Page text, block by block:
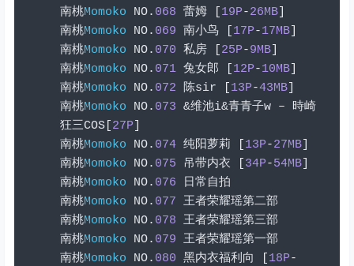
南桃Momoko NO. 068 蕾姆 19P-26MB]
南桃Momoko NO. 069 南小鸟 17P-17MB]
南桃Momoko NO. 070 私房 25P-9MB]
南桃Momoko NO. 071 兔女郎 12P-10MB]
南桃Momoko NO. 072 陈sir 13P-43MB]
南桃Momoko NO. 073 &维池i&青青子w –
時崎
狂三COS[ 27P
南桃Momoko NO. 074 纯阳萝莉 13P-27MB]
南桃Momoko NO. 075 吊带内衣 34P-54MB]
南桃Momoko NO. 076
日常自拍
南桃Momoko NO. 077 王者荣耀瑶第二部
南桃Momoko NO. 078 王者荣耀瑶第三部
南桃Momoko NO. 079 王者荣耀瑶第一部
南桃Momoko NO. 080 黑内衣福利向 18P-